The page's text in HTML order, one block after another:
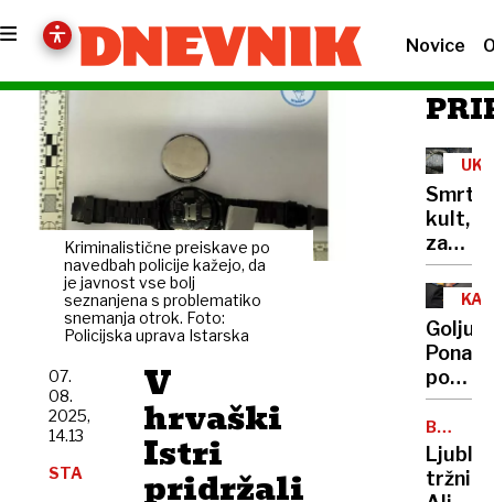
Novice
Kriminalistične preiskave po
navedbah policije kažejo, da
je javnost vse bolj
seznanjena s problematiko
snemanja otrok. Foto:
Policijska uprava Istarska
V
hrvaški
Istri
pridržali
07.
08.
2025,
14.13
STA
kult,
zaradi
število
med
vojaki
in na
BRALEC